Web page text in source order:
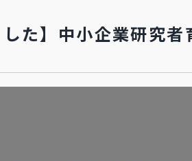
た】中小企業研究者